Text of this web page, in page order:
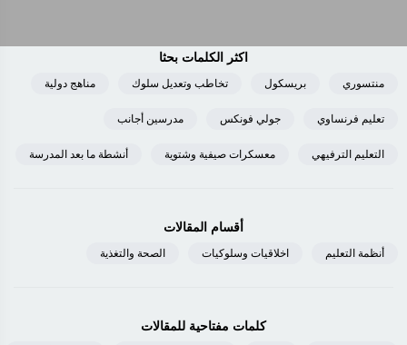
اكثر الكلمات بحثا
منتسوري بريسكول تخاطب وتعديل سلوك مناهج دولية
تعليم فرنساوي جولي فونكس مدرسين أجانب
التعليم الترفيهي معسكرات صيفية وشتوية أنشطة ما بعد المدرسة
أقسام المقالات
أنظمة التعليم اخلاقيات وسلوكيات الصحة والتغذية
كلمات مفتاحية للمقالات